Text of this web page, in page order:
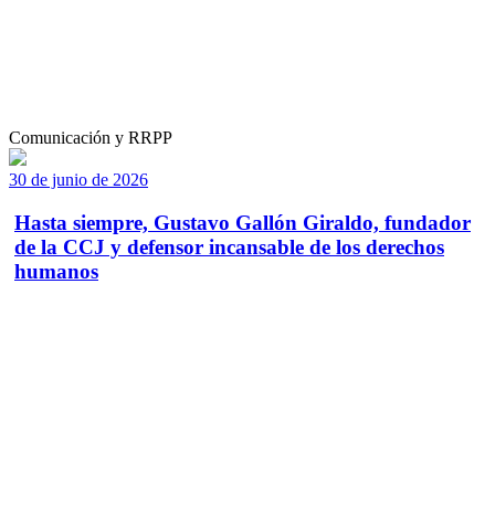
Comunicación y RRPP
30 de junio de 2026
Hasta siempre, Gustavo Gallón Giraldo, fundador
de la CCJ y defensor incansable de los derechos
humanos